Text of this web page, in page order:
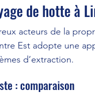
de hotte à
acteurs de la
Est adopte une
d’extraction.
: comparaison